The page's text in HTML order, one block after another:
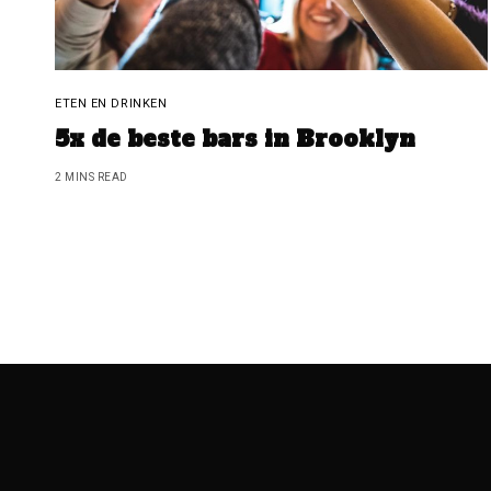
ETEN EN DRINKEN
5x de beste bars in Brooklyn
2 MINS READ